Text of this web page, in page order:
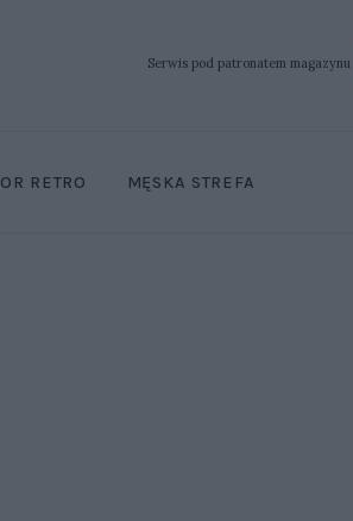
Serwis pod patronatem magazynu
RETRO MĘSKA STREFA